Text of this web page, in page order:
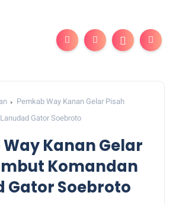
Pemkab Way Kanan Gelar Pisah
Gator Soebroto
Kanan Gelar
Komandan
Gator Soebroto